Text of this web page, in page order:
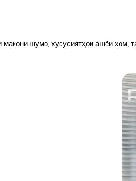
макони шумо, хусусиятҳои ашёи хом,